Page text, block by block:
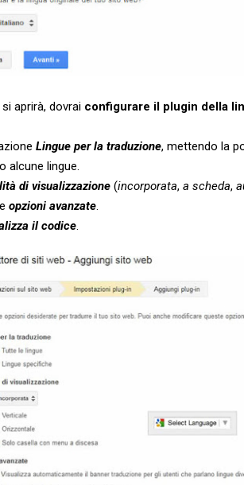
aprirà, dovrai configurare il plugin della
Lingue per la traduzione, mettendo la
alcune lingue.
di visualizzazione (incorporata, a scheda,
opzioni avanzate
il codice